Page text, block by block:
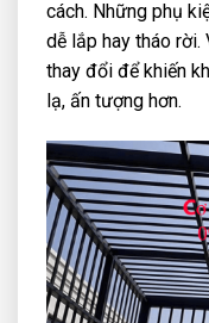
cách. Những phụ
dễ lắp hay tháo rời.
thay đổi để khiến
lạ, ấn tượng hơn.